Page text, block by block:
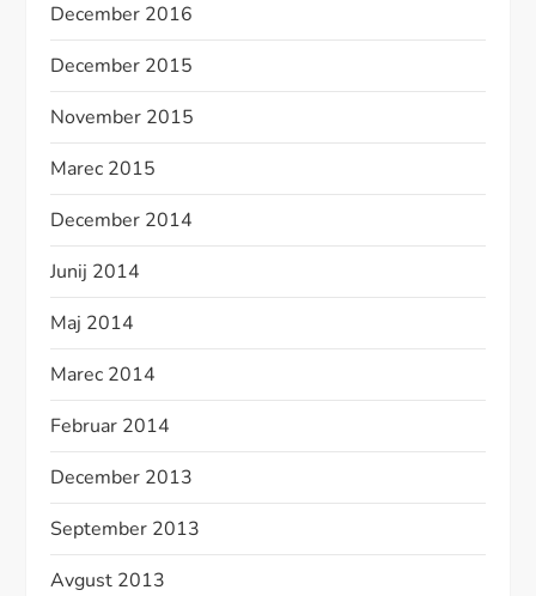
December 2016
December 2015
November 2015
Marec 2015
December 2014
Junij 2014
Maj 2014
Marec 2014
Februar 2014
December 2013
September 2013
Avgust 2013